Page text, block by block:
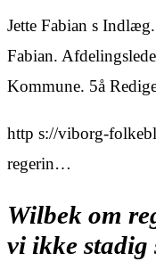
Jette Fabian s
Fabian.
Kommune. 5å
http s://viborg-
regerin…
Wilbek om
vi ikke